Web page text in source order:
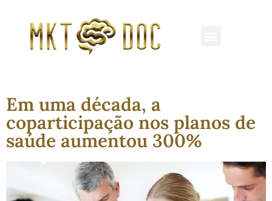
Em uma década, a
coparticipação nos planos de
saúde aumentou 300%